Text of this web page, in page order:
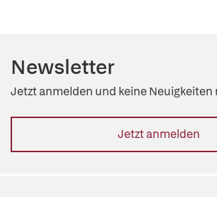
Newsletter
Jetzt anmelden und keine Neuigkeiten
Jetzt anmelden